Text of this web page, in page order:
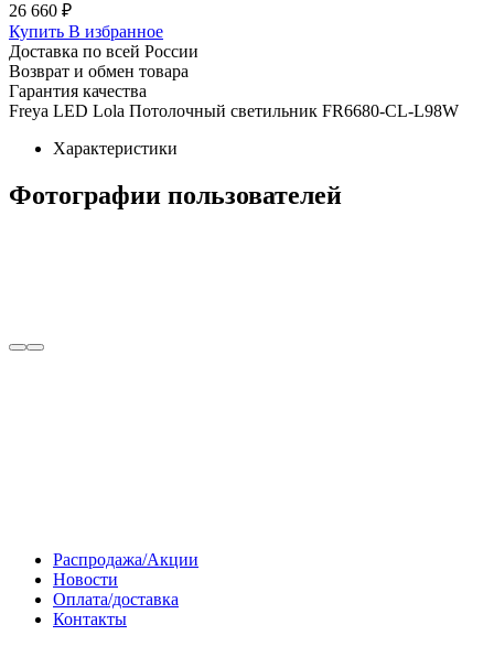
26 660 ₽
Купить В избранное
Доставка по всей России
Возврат и обмен товара
Гарантия качества
Freya LED Lola Потолочный светильник FR6680-CL-L98W
Характеристики
Фотографии пользователей
Распродажа/Акции
Новости
Оплата/доставка
Контакты